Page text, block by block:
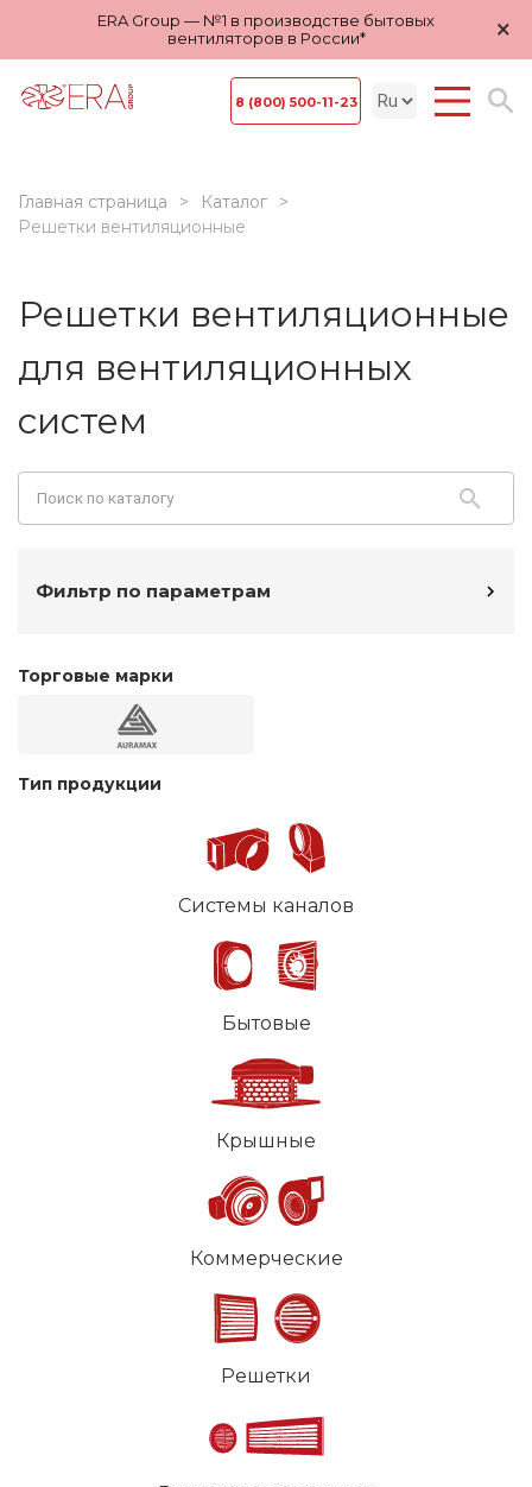
ERA Group — №1 в производстве бытовых
вентиляторов в России*
×
8 (800) 500-11-23
Главная страница
Каталог
Решетки вентиляционные
Решетки вентиляционные
для вентиляционных
систем
Фильтр по параметрам
Торговые марки
Тип продукции
Системы каналов
Бытовые
Крышные
Коммерческие
Решетки